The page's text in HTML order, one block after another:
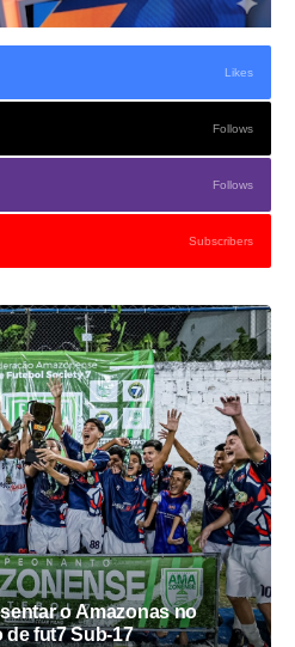
Likes
Follows
Follows
Subscribers
o Amazonas no
fut7 Sub-17